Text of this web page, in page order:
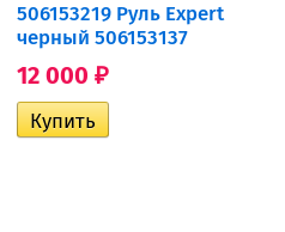
506153219 Руль Expert
черный 506153137
12 000 ₽